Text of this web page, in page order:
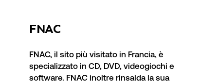
FNAC
FNAC, il sito più visitato in Francia, è
specializzato in CD, DVD, videogiochi e
software. FNAC inoltre rinsalda la sua